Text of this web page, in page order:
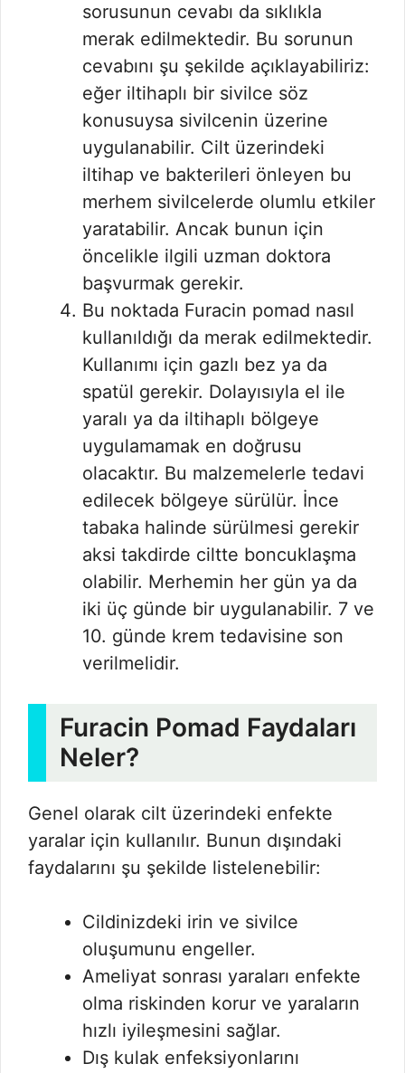
sorusunun cevabı da sıklıkla
merak edilmektedir. Bu sorunun
cevabını şu şekilde açıklayabiliriz:
eğer iltihaplı bir sivilce söz
konusuysa sivilcenin üzerine
uygulanabilir. Cilt üzerindeki
iltihap ve bakterileri önleyen bu
merhem sivilcelerde olumlu etkiler
yaratabilir. Ancak bunun için
öncelikle ilgili uzman doktora
başvurmak gerekir.
Bu noktada Furacin pomad nasıl
kullanıldığı da merak edilmektedir.
Kullanımı için gazlı bez ya da
spatül gerekir. Dolayısıyla el ile
yaralı ya da iltihaplı bölgeye
uygulamamak en doğrusu
olacaktır. Bu malzemelerle tedavi
edilecek bölgeye sürülür. İnce
tabaka halinde sürülmesi gerekir
aksi takdirde ciltte boncuklaşma
olabilir. Merhemin her gün ya da
iki üç günde bir uygulanabilir. 7 ve
10. günde krem tedavisine son
verilmelidir.
Furacin Pomad Faydaları
Neler?
Genel olarak cilt üzerindeki enfekte
yaralar için kullanılır. Bunun dışındaki
faydalarını şu şekilde listelenebilir:
Cildinizdeki irin ve sivilce
oluşumunu engeller.
Ameliyat sonrası yaraları enfekte
olma riskinden korur ve yaraların
hızlı iyileşmesini sağlar.
Dış kulak enfeksiyonlarını